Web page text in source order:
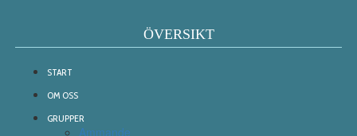
ÖVERSIKT
START
OM OSS
GRUPPER
Ammande